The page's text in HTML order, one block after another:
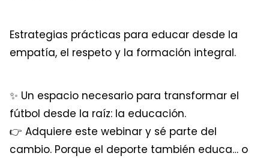
Estrategias prácticas para educar desde la
empatía, el respeto y la formación integral.
✨ Un espacio necesario para transformar el
fútbol desde la raíz: la educación.
👉 Adquiere este webinar y sé parte del
cambio. Porque el deporte también educa… o